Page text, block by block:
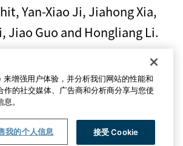
Yan-Xiao Ji, Jiahong Xia,
Jiao Guo and Hongliang Li.
增强用户体验，并分析我们网站的性能和
作的社交媒体、广告商和分析商分享与您使
。
接受 Cookie
我的个人信息